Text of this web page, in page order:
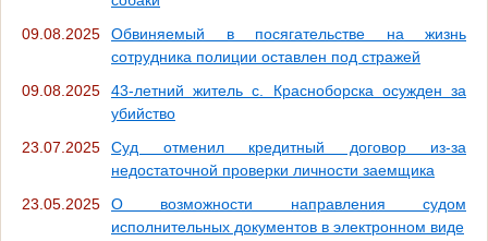
09.08.2025
Обвиняемый в посягательстве на жизнь
сотрудника полиции оставлен под стражей
09.08.2025
43-летний житель с. Красноборска осужден за
убийство
23.07.2025
Суд отменил кредитный договор из-за
недостаточной проверки личности заемщика
23.05.2025
О возможности направления судом
исполнительных документов в электронном виде